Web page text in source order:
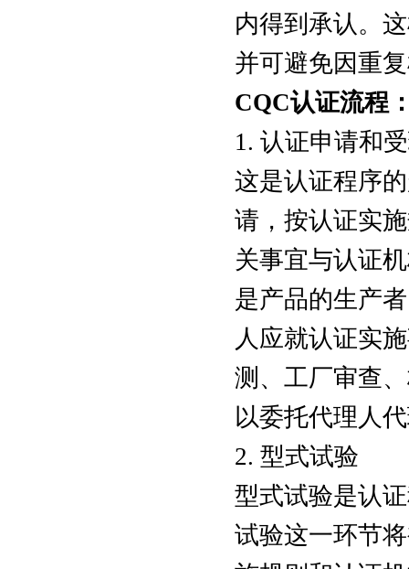
内得到承认。
并可避免因重
CQC认证流程
1. 认证申请和
这是认证程序
请，按认证实
关事宜与认证
是产品的生产
人应就认证实
测、工厂审查
以委托代理人
2. 型式试验
型式试验是认
试验这一环节